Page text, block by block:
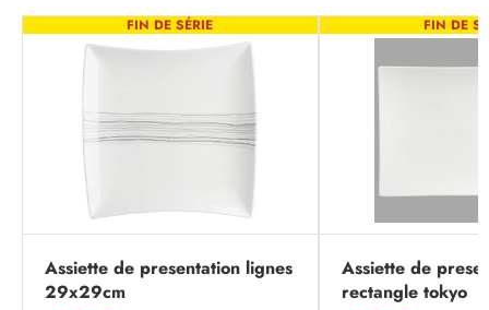
FIN DE SÉRIE
Assiette de presentation lignes
29x29cm
FIN DE
Assiette de
rectangle tokyo